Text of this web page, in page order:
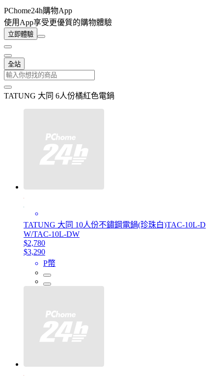
PChome24h購物App
使用App享受更優質的購物體驗
立即體驗
全站
TATUNG 大同 6人份橘紅色電鍋
TATUNG 大同 10人份不鏽鋼電鍋(珍珠白)TAC-10L-D
W/TAC-10L-DW
$2,780
$3,290
P幣